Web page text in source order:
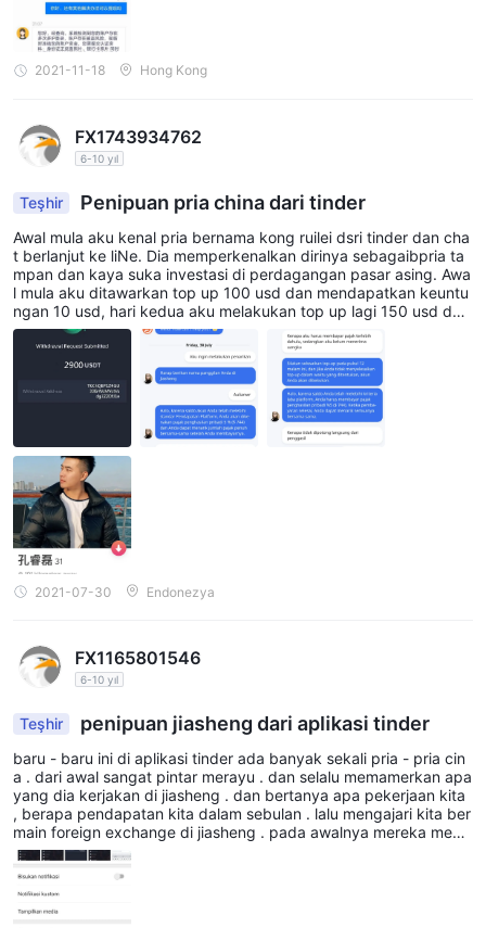
2021-11-18 Hong Kong
FX1743934762
6-10 yıl
Teşhir Penipuan pria china dari tinder
Awal mula aku kenal pria bernama kong ruilei dsri tinder dan cha
t berlanjut ke liNe. Dia memperkenalkan dirinya sebagaibpria ta
mpan dan kaya suka investasi di perdagangan pasar asing. Awa
l mula aku ditawarkan top up 100 usd dan mendapatkan keuntu
ngan 10 usd, hari kedua aku melakukan top up lagi 150 usd dan
mendapatkan keuntungan 30 usd, hari terakhir aku melakukan t
op up 100 usd dan dia membuktikan cintanya dengan mengirim
kan 2900 usd ke akunku, dan mendapatkan keuntungan 14800
usd, dia memintaku untuk memberinya hanya 3000 usd, setelah
meminta penarikan tidak bisa karena pendapatan platfrom aku
melebih standar yang mengharuskan membayar pajak 5% senila
i 744 dollar. Akhirnya uangku 1.5juta hilang
2021-07-30 Endonezya
FX1165801546
6-10 yıl
Teşhir penipuan jiasheng dari aplikasi tinder
baru - baru ini di aplikasi tinder ada banyak sekali pria - pria cin
a . dari awal sangat pintar merayu . dan selalu memamerkan apa
yang dia kerjakan di jiasheng . dan bertanya apa pekerjaan kita
, berapa pendapatan kita dalam sebulan . lalu mengajari kita ber
main foreign exchange di jiasheng . pada awalnya mereka mem
biarkan kita merasakan keuntungan yang sangat banyak agar ki
ta mau membahkan uang lagi . jika tidak tiba2 mereka akan me
mberikan kita saldo ke account jiasheng kita agar keuntungan y
ang didapat smakin banyak . tapi ketika semakin banyak balanc